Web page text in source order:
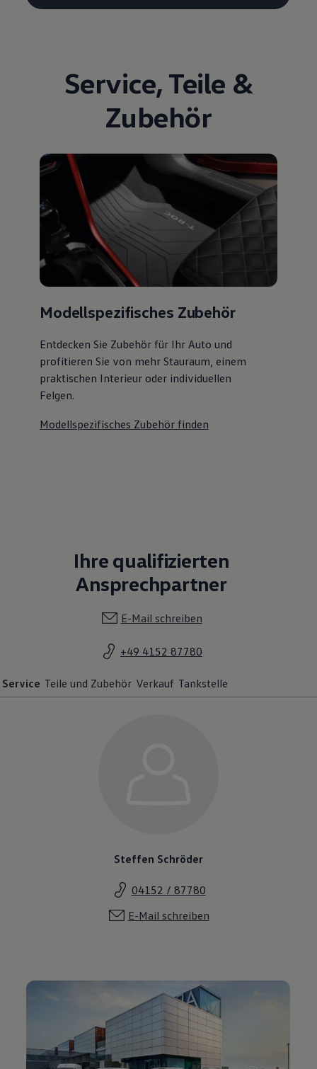
Service, Teile &
Zubehör
Modellspezifisches Zubehör
Entdecken Sie Zubehör für Ihr Auto und
profitieren Sie von mehr Stauraum, einem
praktischen Interieur oder individuellen
Felgen.
Modellspezifisches Zubehör finden
Ihre qualifizierten
Ansprechpartner
E-Mail schreiben
+49 4152 87780
Service Teile und Zubehör Verkauf Tankstelle
Steffen Schröder
04152 / 87780
E-Mail schreiben